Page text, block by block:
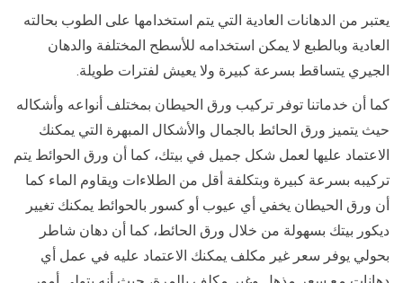
يعتبر من الدهانات العادية التي يتم استخدامها على الطوب بحالته
العادية وبالطبع لا يمكن استخدامه للأسطح المختلفة والدهان
الجيري يتساقط بسرعة كبيرة ولا يعيش لفترات طويلة.
كما أن خدماتنا توفر تركيب ورق الحيطان بمختلف أنواعه وأشكاله
حيث يتميز ورق الحائط بالجمال والأشكال المبهرة التي يمكنك
الاعتماد عليها لعمل شكل جميل في بيتك، كما أن ورق الحوائط يتم
تركيبه بسرعة كبيرة وبتكلفة أقل من الطلاءات ويقاوم الماء كما
أن ورق الحيطان يخفي أي عيوب أو كسور بالحوائط يمكنك تغيير
ديكور بيتك بسهولة من خلال ورق الحائط، كما أن دهان شاطر
بحولي يوفر سعر غير مكلف يمكنك الاعتماد عليه في عمل أي